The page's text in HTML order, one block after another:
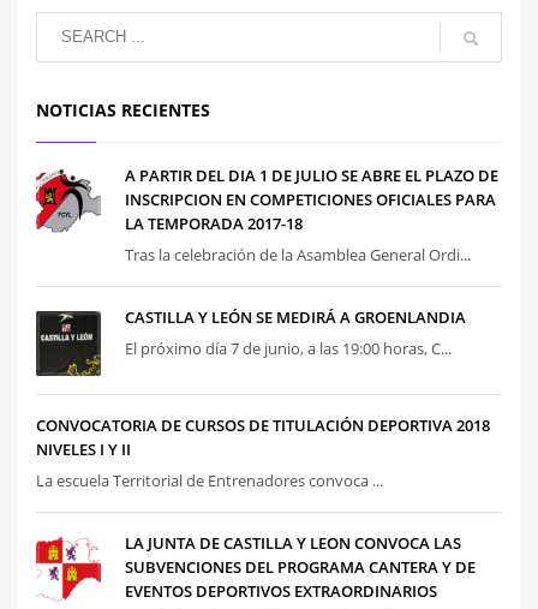
NOTICIAS RECIENTES
A PARTIR DEL DIA 1 DE JULIO SE ABRE EL PLAZO DE
INSCRIPCION EN COMPETICIONES OFICIALES PARA
LA TEMPORADA 2017-18
Tras la celebración de la Asamblea General Ordi...
CASTILLA Y LEÓN SE MEDIRÁ A GROENLANDIA
El próximo día 7 de junio, a las 19:00 horas, C...
CONVOCATORIA DE CURSOS DE TITULACIÓN DEPORTIVA 2018
NIVELES I Y II
La escuela Territorial de Entrenadores convoca ...
LA JUNTA DE CASTILLA Y LEON CONVOCA LAS
SUBVENCIONES DEL PROGRAMA CANTERA Y DE
EVENTOS DEPORTIVOS EXTRAORDINARIOS